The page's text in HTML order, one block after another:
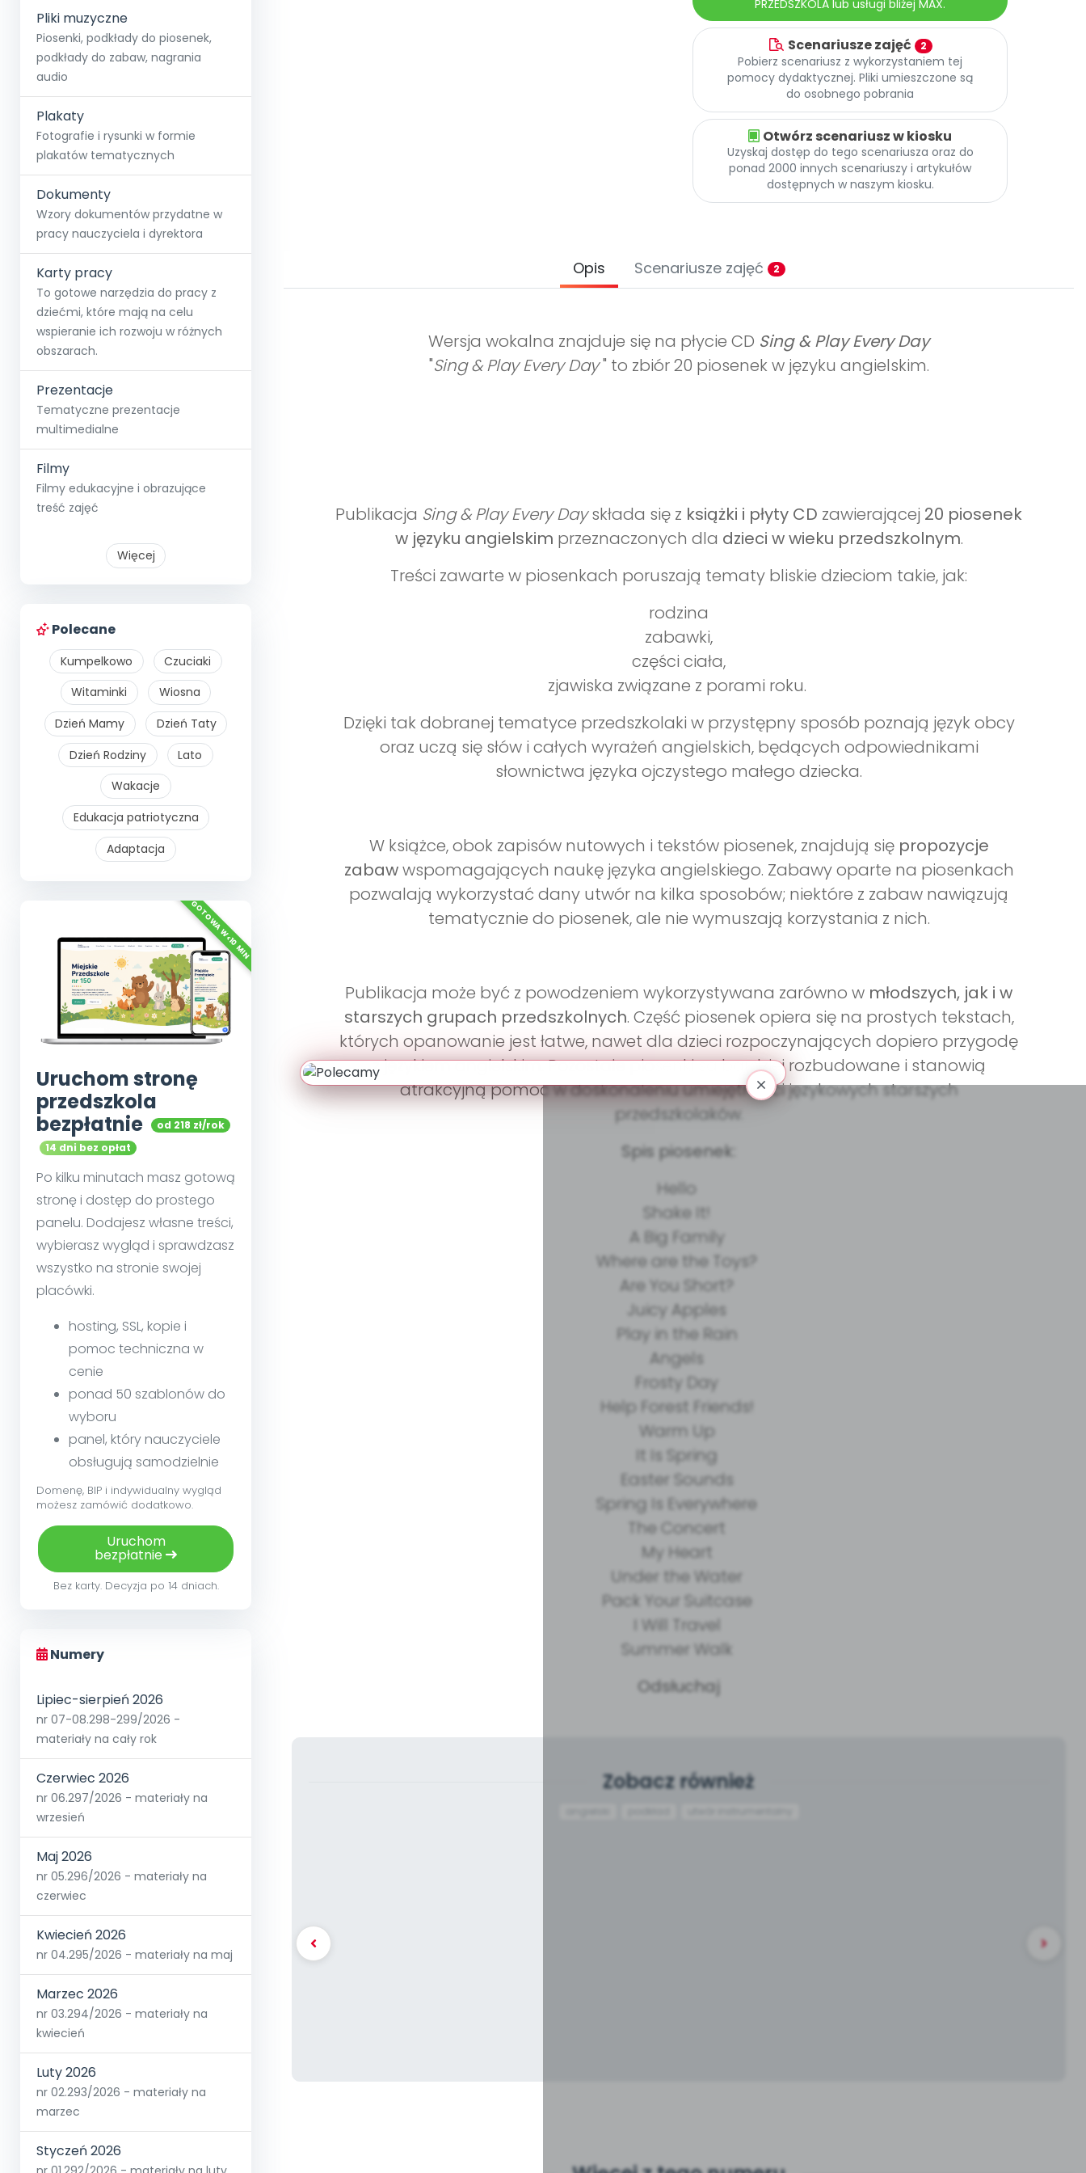
Pliki muzyczne
Piosenki, podkłady do piosenek,
podkłady do zabaw, nagrania
audio
Plakaty
Fotografie i rysunki w formie
plakatów tematycznych
Dokumenty
Wzory dokumentów przydatne w
pracy nauczyciela i dyrektora
Karty pracy
To gotowe narzędzia do pracy z
dziećmi, które mają na celu
wspieranie ich rozwoju w różnych
obszarach.
Prezentacje
Tematyczne prezentacje
multimedialne
Filmy
Filmy edukacyjne i obrazujące
treść zajęć
Więcej
Polecane
Kumpelkowo
Czuciaki
Witaminki
Wiosna
Dzień Mamy
Dzień Taty
Dzień Rodziny
Lato
Wakacje
Edukacja patriotyczna
Adaptacja
Uruchom stronę
przedszkola
bezpłatnie
od 218 zł/rok
14 dni bez opłat
Po kilku minutach masz gotową
stronę i dostęp do prostego
panelu. Dodajesz własne treści,
wybierasz wygląd i sprawdzasz
wszystko na stronie swojej
placówki.
hosting, SSL, kopie i
pomoc techniczna w
cenie
ponad 50 szablonów do
wyboru
panel, który nauczyciele
obsługują samodzielnie
Domenę, BIP i indywidualny wygląd
możesz zamówić dodatkowo.
Uruchom
bezpłatnie
Bez karty. Decyzja po 14 dniach.
Numery
Lipiec-sierpień 2026
nr 07-08.298-299/2026 -
materiały na cały rok
Czerwiec 2026
nr 06.297/2026 - materiały na
wrzesień
Maj 2026
nr 05.296/2026 - materiały na
czerwiec
Kwiecień 2026
nr 04.295/2026 - materiały na maj
Marzec 2026
nr 03.294/2026 - materiały na
kwiecień
Luty 2026
nr 02.293/2026 - materiały na
marzec
Styczeń 2026
PRZEDSZKOLA lub usługi bliżej MAX.
Scenariusze zajęć 2
Pobierz scenariusz z wykorzystaniem tej
pomocy dydaktycznej. Pliki umieszczone są
do osobnego pobrania
Otwórz scenariusz w kiosku
Uzyskaj dostęp do tego scenariusza oraz do
ponad 2000 innych scenariuszy i artykułów
dostępnych w naszym kiosku.
Opis Scenariusze zajęć 2
Wersja wokalna znajduje się na płycie CD Sing & Play Every Day
"Sing & Play Every Day" to zbiór 20 piosenek w języku angielskim.
Publikacja Sing & Play Every Dayskłada się z książki i płyty CD zawierającej 20 piosenek
w języku angielskim przeznaczonych dla dzieci w wieku przedszkolnym.
Treści zawarte w piosenkach poruszają tematy bliskie dzieciom takie, jak:
rodzina
zabawki,
części ciała,
zjawiska związane z porami roku.
Dzięki tak dobranej tematyce przedszkolaki w przystępny sposób poznają język obcy
oraz uczą się słów i całych wyrażeń angielskich, będących odpowiednikami
słownictwa języka ojczystego małego dziecka.
W książce, obok zapisów nutowych i tekstów piosenek, znajdują się propozycje
zabawwspomagających naukę języka angielskiego. Zabawy oparte na piosenkach
pozwalają wykorzystać dany utwór na kilka sposobów; niektóre z zabaw nawiązują
tematycznie do piosenek, ale nie wymuszają korzystania z nich.
Publikacja może być z powodzeniem wykorzystywana zarówno w młodszych, jak i w
starszych grupach przedszkolnych. Część piosenek opiera się na prostych tekstach,
których opanowanie jest łatwe, nawet dla dzieci rozpoczynających dopiero przygodę
z językiem angielskim. Pozostałe piosenki są bardziej rozbudowane i stanowią
atrakcyjną pomoc w doskonaleniu umiejętności językowych starszych
przedszkolaków.
Spis piosenek:
Hello
Shake It!
A Big Family
Where are the Toys?
Are You Short?
Juicy Apples
Play in the Rain
Angels
Frosty Day
Help Forest Friends!
Warm Up
It Is Spring
Easter Sounds
Spring Is Everywhere
The Concert
My Heart
Under the Water
Pack Your Suitcase
I Will Travel
Summer Walk
Odsłuchaj
Zobacz również